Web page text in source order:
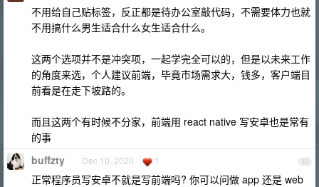
不用给自己贴标签，反正都是待办公室敲代码，不需要体力也就
不用搞什么男生适合什么女生适合什么。
这两个选项并不是冲突项，一起学完全可以的，但是以未来工作
的角度来选，个人建议前端，毕竟市场需求大，钱多，客户端目
前看是在走下坡路的。
而且这两个有时候不分家，前端用 react native 写安卓也是常有
的事
33
buffzty Dec 10, 2020 1
正常程序员写安卓不就是写前端吗? 你可以问做 app 还是 web